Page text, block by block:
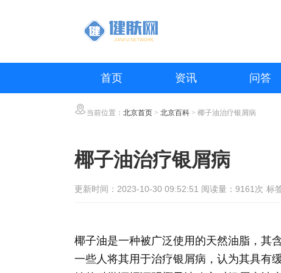
首页 资讯 问答
当前位置： 北京首页 > 北京百科 > 椰子油治疗银屑病
椰子油治疗银屑病
更新时间：2023-10-30 09:52:51 阅读量：9161次 标
椰子油是一种被广泛使用的天然油脂，其
一些人将其用于治疗银屑病，认为其具有